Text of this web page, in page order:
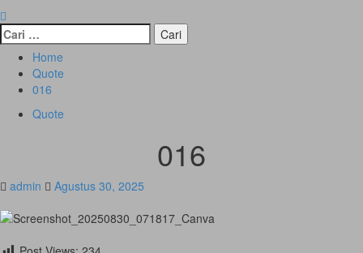
Cari
untuk:
Home
Quote
016
Quote
016
admin Agustus 30, 2025